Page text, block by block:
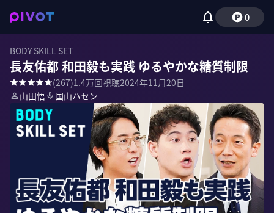
0
BODY SKILL SET
長友佑都 和田毅も実践 ゆるやかな糖質制限
(267)1.4万回視聴2024年11月20日
山田悟
国山ハセン